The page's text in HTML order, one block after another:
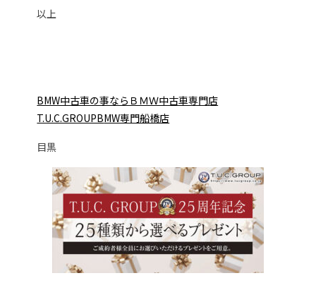
以上
BMW中古車の事ならＢＭＷ中古車専門店
T.U.C.GROUPBMW専門船橋店
目黒